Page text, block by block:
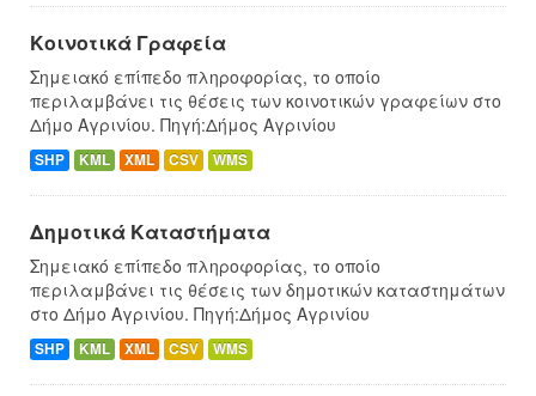
Κοινοτικά Γραφεία
Σημειακό επίπεδο πληροφορίας, το οποίο
περιλαμβάνει τις θέσεις των κοινοτικών γραφείων στο
Δήμο Αγρινίου. Πηγή:Δήμος Αγρινίου
SHP KML XML CSV WMS
Δημοτικά Καταστήματα
Σημειακό επίπεδο πληροφορίας, το οποίο
περιλαμβάνει τις θέσεις των δημοτικών καταστημάτων
στο Δήμο Αγρινίου. Πηγή:Δήμος Αγρινίου
SHP KML XML CSV WMS